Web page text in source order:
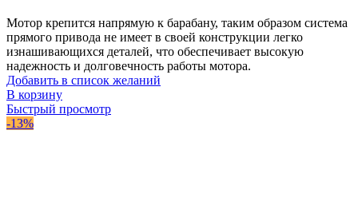
Мотор крепится напрямую к барабану, таким образом система
прямого привода не имеет в своей конструкции легко
изнашивающихся деталей, что обеспечивает высокую
надежность и долговечность работы мотора.
Добавить в список желаний
В корзину
Быстрый просмотр
-13%